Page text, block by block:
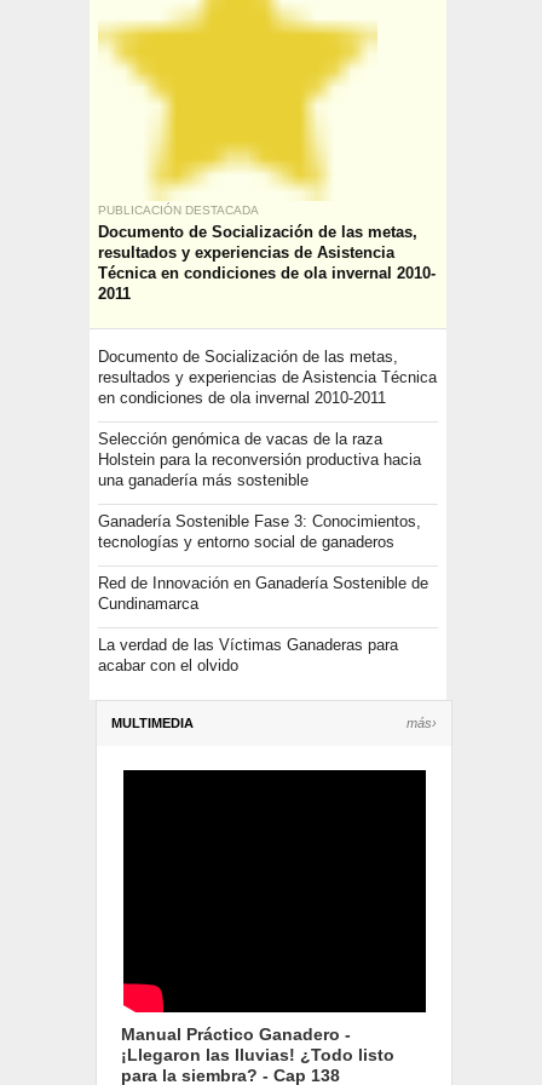
PUBLICACIÓN DESTACADA
Documento de Socialización de las metas,
resultados y experiencias de Asistencia
Técnica en condiciones de ola invernal 2010-
2011
Documento de Socialización de las metas,
resultados y experiencias de Asistencia Técnica
en condiciones de ola invernal 2010-2011
Selección genómica de vacas de la raza
Holstein para la reconversión productiva hacia
una ganadería más sostenible
Ganadería Sostenible Fase 3: Conocimientos,
tecnologías y entorno social de ganaderos
Red de Innovación en Ganadería Sostenible de
Cundinamarca
La verdad de las Víctimas Ganaderas para
acabar con el olvido
MULTIMEDIA más›
Manual Práctico Ganadero -
¡Llegaron las lluvias! ¿Todo listo
para la siembra? - Cap 138